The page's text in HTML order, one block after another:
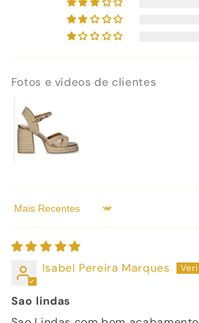
Fotos e vídeos de clientes
Sort by
Isabel Pereira Marques
Sao lindas